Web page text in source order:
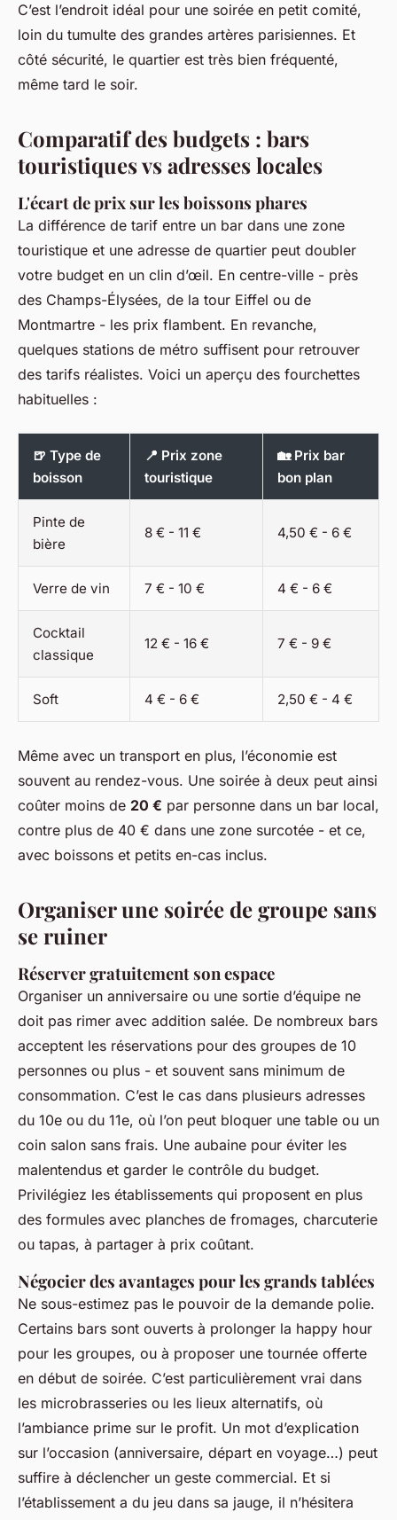
C’est l’endroit idéal pour une soirée en petit comité,
loin du tumulte des grandes artères parisiennes. Et
côté sécurité, le quartier est très bien fréquenté,
même tard le soir.
Comparatif des budgets : bars
touristiques vs adresses locales
L'écart de prix sur les boissons phares
La différence de tarif entre un bar dans une zone
touristique et une adresse de quartier peut doubler
votre budget en un clin d’œil. En centre-ville - près
des Champs-Élysées, de la tour Eiffel ou de
Montmartre - les prix flambent. En revanche,
quelques stations de métro suffisent pour retrouver
des tarifs réalistes. Voici un aperçu des fourchettes
habituelles :
🍺 Type de
boisson
📍 Prix zone
touristique
🏡 Prix bar
bon plan
Pinte de
bière
8 € - 11 € 4,50 € - 6 €
Verre de vin 7 € - 10 € 4 € - 6 €
Cocktail
classique
12 € - 16 € 7 € - 9 €
Soft 4 € - 6 € 2,50 € - 4 €
Même avec un transport en plus, l’économie est
souvent au rendez-vous. Une soirée à deux peut ainsi
coûter moins de 20 € par personne dans un bar local,
contre plus de 40 € dans une zone surcotée - et ce,
avec boissons et petits en-cas inclus.
Organiser une soirée de groupe sans
se ruiner
Réserver gratuitement son espace
Organiser un anniversaire ou une sortie d’équipe ne
doit pas rimer avec addition salée. De nombreux bars
acceptent les réservations pour des groupes de 10
personnes ou plus - et souvent sans minimum de
consommation. C’est le cas dans plusieurs adresses
du 10e ou du 11e, où l’on peut bloquer une table ou un
coin salon sans frais. Une aubaine pour éviter les
malentendus et garder le contrôle du budget.
Privilégiez les établissements qui proposent en plus
des formules avec planches de fromages, charcuterie
ou tapas, à partager à prix coûtant.
Négocier des avantages pour les grands tablées
Ne sous-estimez pas le pouvoir de la demande polie.
Certains bars sont ouverts à prolonger la happy hour
pour les groupes, ou à proposer une tournée offerte
en début de soirée. C’est particulièrement vrai dans
les microbrasseries ou les lieux alternatifs, où
l’ambiance prime sur le profit. Un mot d’explication
sur l’occasion (anniversaire, départ en voyage…) peut
suffire à déclencher un geste commercial. Et si
l’établissement a du jeu dans sa jauge, il n’hésitera